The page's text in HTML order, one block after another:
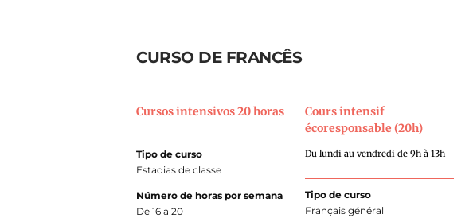
CURSO DE FRANCÊS
Cursos intensivos 20 horas
Tipo de curso
Estadias de classe
Número de horas por semana
De 16 a 20
Cours intensif
écoresponsable (20h)
Du lundi au vendredi de 9h à 13h
Tipo de curso
Français général